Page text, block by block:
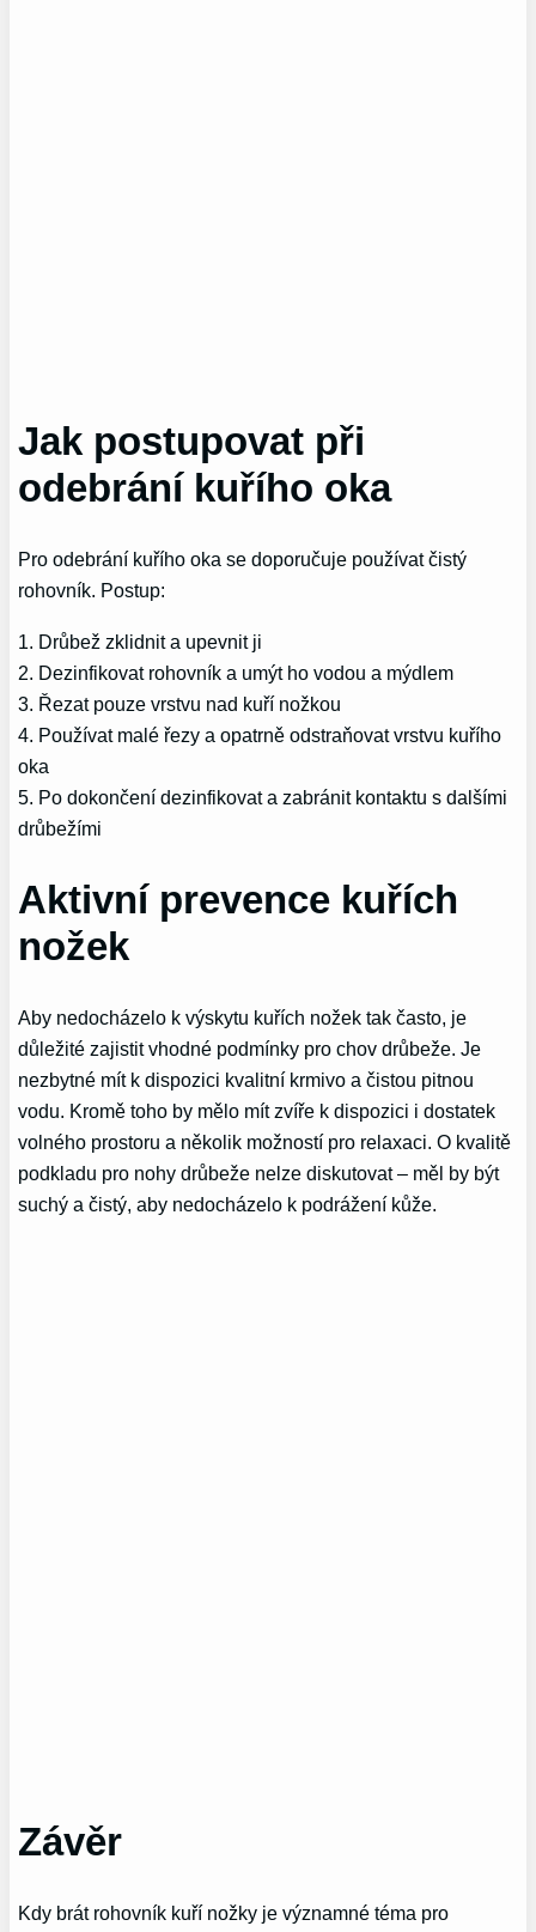
Jak postupovat při
odebrání kuřího oka
Pro odebrání kuřího oka se doporučuje používat čistý
rohovník. Postup:
1. Drůbež zklidnit a upevnit ji
2. Dezinfikovat rohovník a umýt ho vodou a mýdlem
3. Řezat pouze vrstvu nad kuří nožkou
4. Používat malé řezy a opatrně odstraňovat vrstvu kuřího
oka
5. Po dokončení dezinfikovat a zabránit kontaktu s dalšími
drůbežími
Aktivní prevence kuřích
nožek
Aby nedocházelo k výskytu kuřích nožek tak často, je
důležité zajistit vhodné podmínky pro chov drůbeže. Je
nezbytné mít k dispozici kvalitní krmivo a čistou pitnou
vodu. Kromě toho by mělo mít zvíře k dispozici i dostatek
volného prostoru a několik možností pro relaxaci. O kvalitě
podkladu pro nohy drůbeže nelze diskutovat – měl by být
suchý a čistý, aby nedocházelo k podrážení kůže.
Závěr
Kdy brát rohovník kuří nožky je významné téma pro